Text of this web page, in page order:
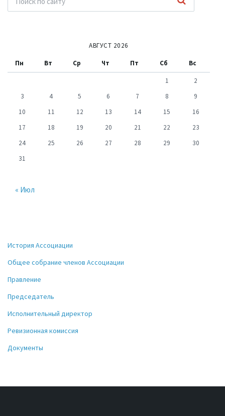
АВГУСТ 2026
Пн Вт Ср Чт Пт Сб Вс
1
2
3
4 5 6 7 8
9
10
11 12 13 14 15
16
17
18 19 20 21 22
23
24
25 26 27 28 29
30
31
« Июл
История Ассоциации
Общее собрание членов Ассоциации
Правление
Председатель
Исполнительный директор
Ревизионная комиссия
Документы